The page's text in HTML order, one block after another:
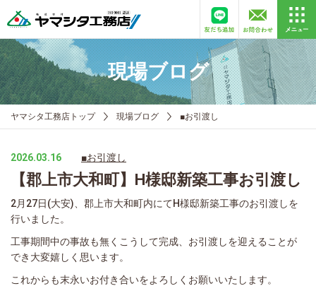
現場ブログ
ヤマシタ工務店トップ 現場ブログ ■お引渡し
2026.03.16 ■お引渡し
【郡上市大和町】H様邸新築工事お引渡し
2月27日(大安)、郡上市大和町内にてH様邸新築工事のお引渡しを
行いました。
工事期間中の事故も無くこうして完成、お引渡しを迎えることが
でき大変嬉しく思います。
これからも末永いお付き合いをよろしくお願いいたします。